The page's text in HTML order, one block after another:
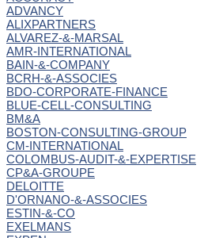
ADVANCY
ALIXPARTNERS
ALVAREZ-&-MARSAL
AMR-INTERNATIONAL
BAIN-&-COMPANY
BCRH-&-ASSOCIES
BDO-CORPORATE-FINANCE
BLUE-CELL-CONSULTING
BM&A
BOSTON-CONSULTING-GROUP
CM-INTERNATIONAL
COLOMBUS-AUDIT-&-EXPERTISE
CP&A-GROUPE
DELOITTE
D'ORNANO-&-ASSOCIES
ESTIN-&-CO
EXELMANS